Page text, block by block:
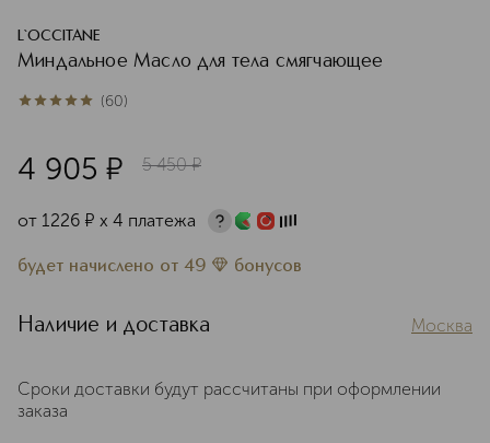
L`OCCITANE
Миндальное Масло для тела смягчающее
5из 560 (60)
4 905 ¤ 5 450 ¤
от 1226 ¤ х 4 платежа
будет начислено от 49 бонусов
Наличие и доставка Москва
Сроки доставки будут рассчитаны при оформлении
заказа